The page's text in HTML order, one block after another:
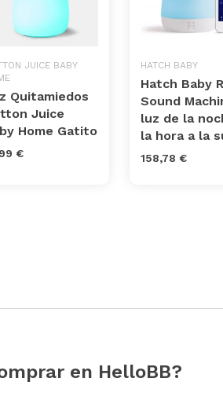
JUICE BABY
Quitamiedos
Juice
Home Gatito
€
HATCH BABY
Hatch Baby
Sound
luz de la
la hora a la
158,78 €
en HelloBB?